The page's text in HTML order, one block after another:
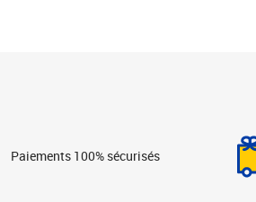
Paiements 100% sécurisés